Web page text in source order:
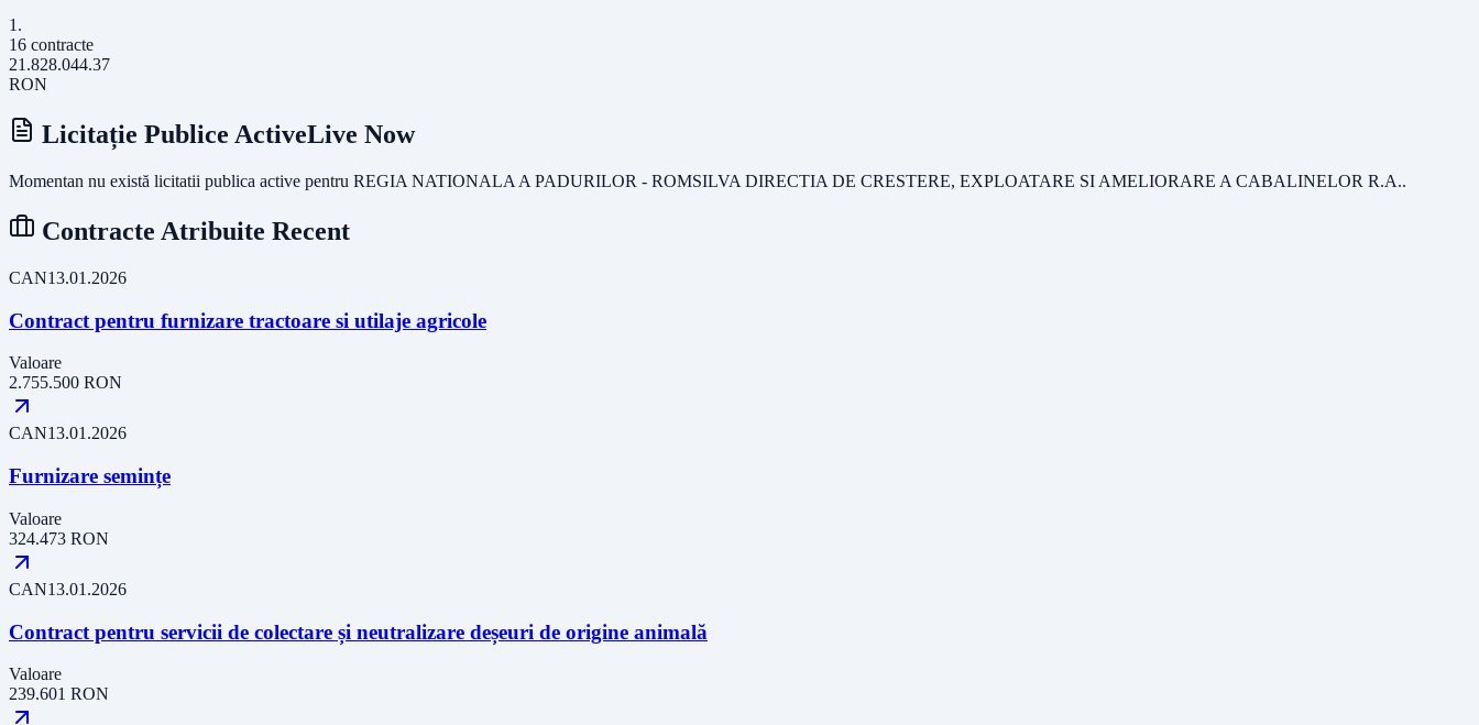
1 .
16 contracte
21.828.044.37
RON
Licitație Publice ActiveLive Now
Momentan nu există licitatii publica active pentru REGIA NATIONALA A PADURILOR - ROMSILVA DIRECTIA DE CRESTERE, EXPLOATARE SI AMELIORARE A CABALINELOR R.A..
Contracte Atribuite Recent
CAN13.01.2026
Contract pentru furnizare tractoare si utilaje agricole
Valoare
2.755.500 RON
CAN13.01.2026
Furnizare semințe
Valoare
324.473 RON
CAN13.01.2026
Contract pentru servicii de colectare și neutralizare deșeuri de origine animală
Valoare
239.601 RON